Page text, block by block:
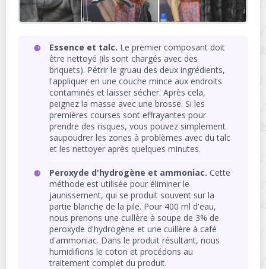
Essence et talc. Le premier composant doit
être nettoyé (ils sont chargés avec des
briquets). Pétrir le gruau des deux ingrédients,
l'appliquer en une couche mince aux endroits
contaminés et laisser sécher. Après cela,
peignez la masse avec une brosse. Si les
premières courses sont effrayantes pour
prendre des risques, vous pouvez simplement
saupoudrer les zones à problèmes avec du talc
et les nettoyer après quelques minutes.
Peroxyde d'hydrogène et ammoniac. Cette
méthode est utilisée pour éliminer le
jaunissement, qui se produit souvent sur la
partie blanche de la pile. Pour 400 ml d'eau,
nous prenons une cuillère à soupe de 3% de
peroxyde d'hydrogène et une cuillère à café
d'ammoniac. Dans le produit résultant, nous
humidifions le coton et procédons au
traitement complet du produit.